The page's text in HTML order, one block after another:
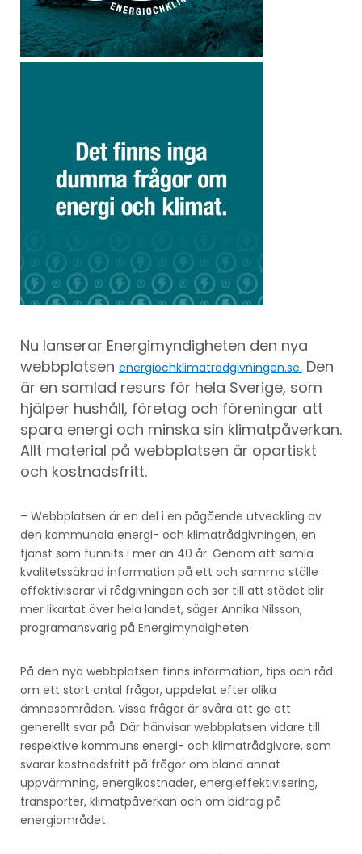
Nu lanserar Energimyndigheten den nya
webbplatsen energiochklimatradgivningen.se. Den
är en samlad resurs för hela Sverige, som
hjälper hushåll, företag och föreningar att
spara energi och minska sin klimatpåverkan.
Allt material på webbplatsen är opartiskt
och kostnadsfritt.
– Webbplatsen är en del i en pågående utveckling av
den kommunala energi- och klimatrådgivningen, en
tjänst som funnits i mer än 40 år. Genom att samla
kvalitetssäkrad information på ett och samma ställe
effektiviserar vi rådgivningen och ser till att stödet blir
mer likartat över hela landet, säger Annika Nilsson,
programansvarig på Energimyndigheten.
På den nya webbplatsen finns information, tips och råd
om ett stort antal frågor, uppdelat efter olika
ämnesområden. Vissa frågor är svåra att ge ett
generellt svar på. Där hänvisar webbplatsen vidare till
respektive kommuns energi- och klimatrådgivare, som
svarar kostnadsfritt på frågor om bland annat
uppvärmning, energikostnader, energieffektivisering,
transporter, klimatpåverkan och om bidrag på
energiområdet.